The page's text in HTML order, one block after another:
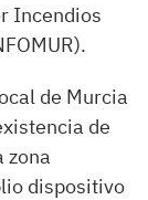
Incendios
de Murcia
de
zona
dispositivo